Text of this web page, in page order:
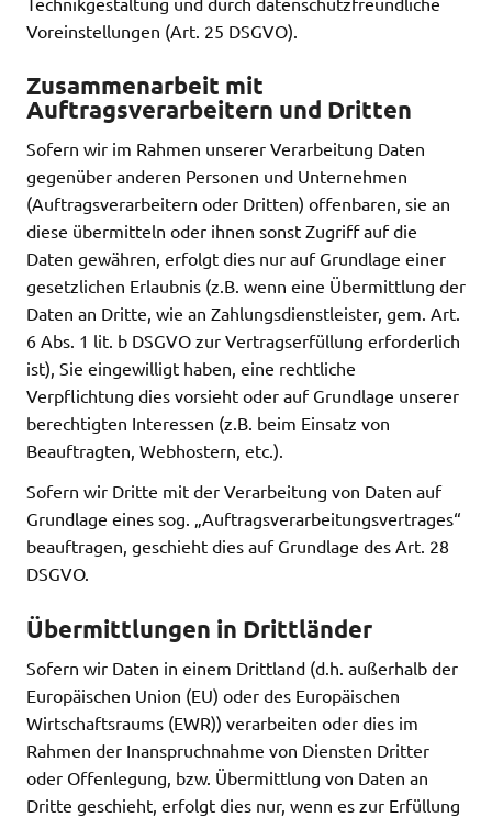
Voreinstellungen (Art. 25 DSGVO).
Zusammenarbeit mit
Auftragsverarbeitern und Dritten
Sofern wir im Rahmen unserer Verarbeitung Daten
gegenüber anderen Personen und Unternehmen
(Auftragsverarbeitern oder Dritten) offenbaren, sie an
diese übermitteln oder ihnen sonst Zugriff auf die
Daten gewähren, erfolgt dies nur auf Grundlage einer
gesetzlichen Erlaubnis (z.B. wenn eine Übermittlung der
Daten an Dritte, wie an Zahlungsdienstleister, gem. Art.
6 Abs. 1 lit. b DSGVO zur Vertragserfüllung erforderlich
ist), Sie eingewilligt haben, eine rechtliche
Verpflichtung dies vorsieht oder auf Grundlage unserer
berechtigten Interessen (z.B. beim Einsatz von
Beauftragten, Webhostern, etc.).
Sofern wir Dritte mit der Verarbeitung von Daten auf
Grundlage eines sog. „Auftragsverarbeitungsvertrages“
beauftragen, geschieht dies auf Grundlage des Art. 28
DSGVO.
Übermittlungen in Drittländer
Sofern wir Daten in einem Drittland (d.h. außerhalb der
Europäischen Union (EU) oder des Europäischen
Wirtschaftsraums (EWR)) verarbeiten oder dies im
Rahmen der Inanspruchnahme von Diensten Dritter
oder Offenlegung, bzw. Übermittlung von Daten an
Dritte geschieht, erfolgt dies nur, wenn es zur Erfüllung